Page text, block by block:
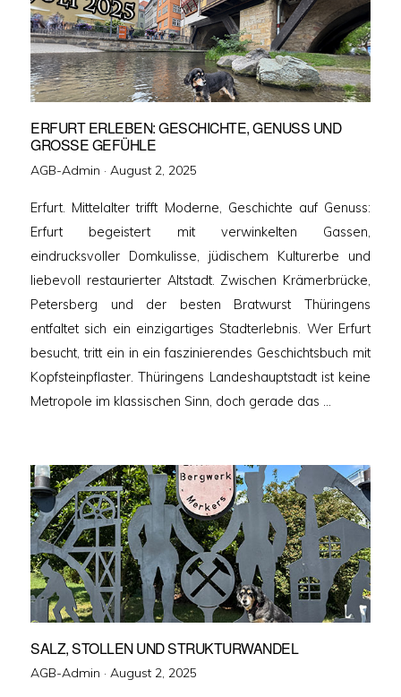
ERFURT ERLEBEN: GESCHICHTE, GENUSS UND
GROSSE GEFÜHLE
AGB-Admin · Veröffentlicht
August 2, 2025
Erfurt. Mittelalter trifft Moderne, Geschichte auf Genuss:
Erfurt begeistert mit verwinkelten Gassen,
eindrucksvoller Domkulisse, jüdischem Kulturerbe und
liebevoll restaurierter Altstadt. Zwischen Krämerbrücke,
Petersberg und der besten Bratwurst Thüringens
entfaltet sich ein einzigartiges Stadterlebnis. Wer Erfurt
besucht, tritt ein in ein faszinierendes Geschichtsbuch mit
Kopfsteinpflaster. Thüringens Landeshauptstadt ist keine
Metropole im klassischen Sinn, doch gerade das …
SALZ, STOLLEN UND STRUKTURWANDEL
AGB-Admin · Veröffentlicht
August 2, 2025